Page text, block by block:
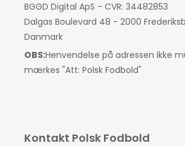
BGGD Digital ApS - CVR: 34482853
Dalgas Boulevard 48 - 2000
Danmark
OBS:Henvendelse på adressen ikke
mærkes "Att: Polsk Fodbold"
Kontakt Polsk Fodbold